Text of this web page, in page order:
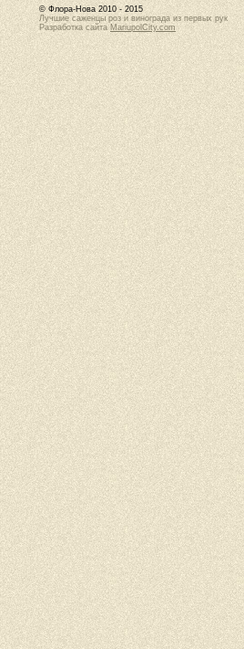
© Флора-Нова 2010 - 2015
Лучшие саженцы роз и винограда из первых рук
Разработка сайта MariupolCity.com